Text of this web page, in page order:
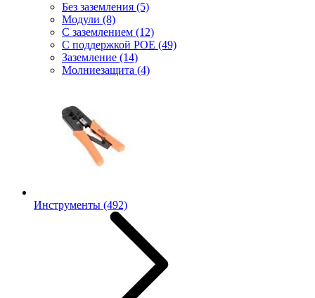
Без заземления (5)
Модули (8)
С заземлением (12)
С поддержкой POE (49)
Заземление (14)
Молниезащита (4)
Инструменты (492)